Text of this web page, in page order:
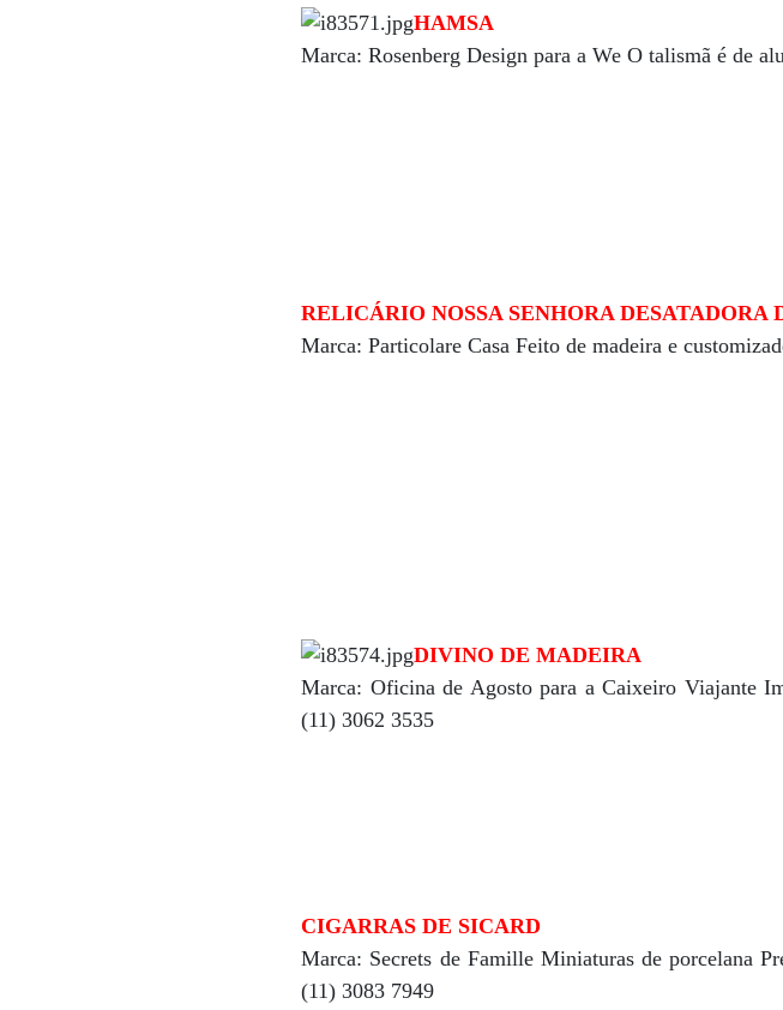
HAMSA
Marca: Rosenberg Design para a We O talismã é de
RELICÁRIO NOSSA SENHORA DESATADORA
Marca: Particolare Casa Feito de madeira e
DIVINO DE MADEIRA
Marca: Oficina de Agosto para a Caixeiro Viajante
(11) 3062 3535
CIGARRAS DE SICARD
Marca: Secrets de Famille Miniaturas de porcelana
(11) 3083 7949